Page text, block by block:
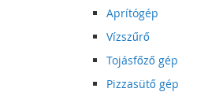
Aprítógép
Vízszűrő
Tojásfőző gép
Pizzasütő gép